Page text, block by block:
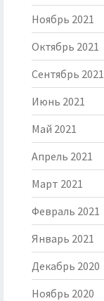
Ноябрь 2021
Октябрь 2021
Сентябрь 2021
Июнь 2021
Май 2021
Апрель 2021
Март 2021
Февраль 2021
Январь 2021
Декабрь 2020
Ноябрь 2020